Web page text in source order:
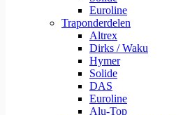
Euroline
Traponderdelen
Altrex
Dirks / Waku
Hymer
Solide
DAS
Euroline
Alu-Top